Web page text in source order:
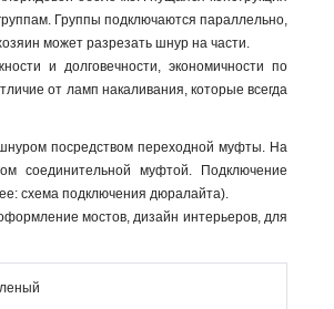
Группы подключаются параллельно,
может разрезать шнур на части.
и долговечности, экономичности по
от ламп накаливания, которые всегда
посредством переходной муфты. На
соединительной муфтой. Подключение
схема подключения дюралайта).
мостов, дизайн интерьеров, для